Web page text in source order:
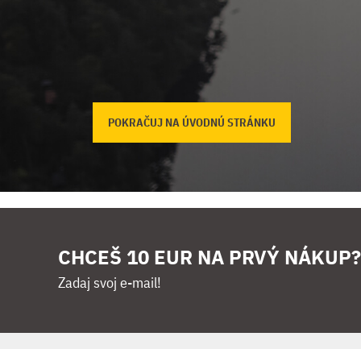
POKRAČUJ NA ÚVODNÚ STRÁNKU
CHCEŠ 10 EUR NA PRVÝ NÁKUP?
Zadaj svoj e-mail!